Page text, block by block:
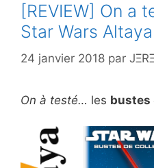
[REVIEW] On a
Star Wars Altaya
24 janvier 2018 par
On à testé… les bustes